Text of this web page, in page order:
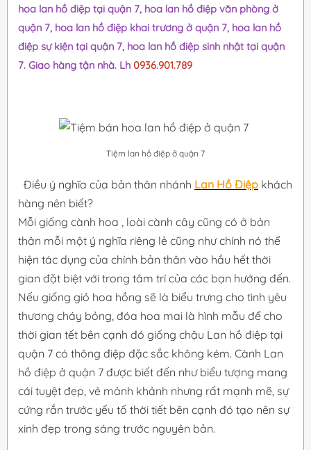
hoa lan hồ điệp tại quận 7, hoa lan hồ điệp văn phòng ở
quận 7, hoa lan hồ điệp khai trương ở quận 7, hoa lan hồ
điệp sự kiện tại quận 7, hoa lan hồ điệp sinh nhật tại quận
7. Giao hàng tận nhà. Lh 0936.901.789
Tiệm lan hồ điệp ở quận 7
Điều ý nghĩa của bản thân nhánh Lan Hồ Điệp khách
hàng nên biết?
Mỗi giống cành hoa , loài cành cây cũng có ở bản
thân mỗi một ý nghĩa riêng lẻ cũng như chính nó thể
hiện tác dụng của chính bản thân vào hầu hết thời
gian đặt biệt với trong tâm trí của các bạn hướng đến.
Nếu giống giỏ hoa hồng sẽ là biểu trưng cho tình yêu
thương cháy bỏng, đóa hoa mai là hình mẫu để cho
thời gian tết bên cạnh đó giống chậu Lan hồ điệp tại
quận 7 có thông điệp đặc sắc không kém. Cành Lan
hồ điệp ở quận 7 được biết đến như biểu tượng mang
cái tuyệt đẹp, vẻ mảnh khảnh nhưng rất mạnh mẽ, sự
cứng rắn trước yếu tố thời tiết bên cạnh đó tạo nên sự
xinh đẹp trong sáng trước nguyên bản.